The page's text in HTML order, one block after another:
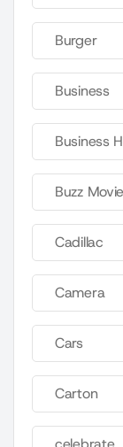
Burger
Business
Business
Buzz
Cadillac
Camera
Cars
Carton